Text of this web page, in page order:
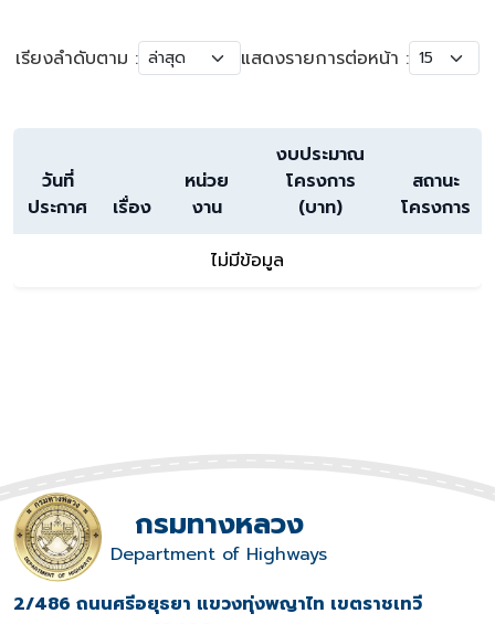
เรียงลำดับตาม : แสดงรายการต่อหน้า :
วันที่
ประกาศ
เรื่อง
หน่วย
งาน
งบประมาณ
โครงการ
(บาท)
สถานะ
โครงการ
ไม่มีข้อมูล
กรมทางหลวง
Department of Highways
2/486 ถนนศรีอยุธยา แขวงทุ่งพญาไท เขตราชเทวี